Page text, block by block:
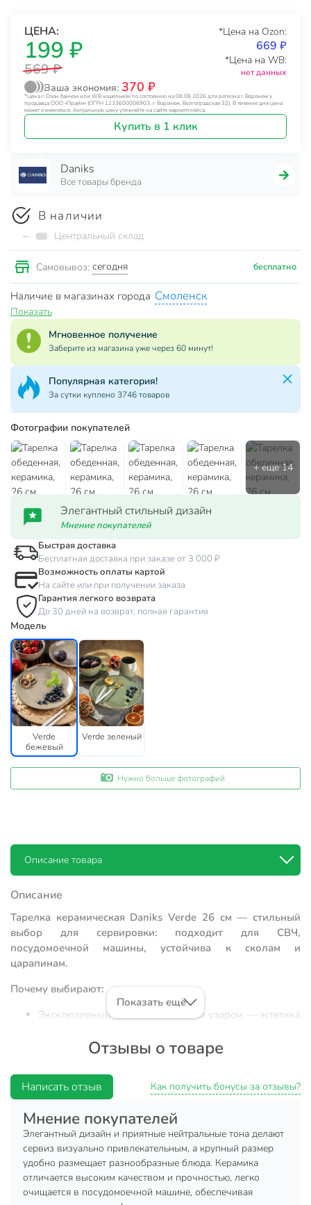
ЦЕНА:
199 ₽
569 ₽
*Цена на Ozon:
669 ₽
*Цена на WB:
нет данных
Ваша экономия: 370 ₽
*Цена с Озон банком или WB кошельком по состоянию на 08.08.2026 для региона г. Воронеж у
продавца ООО «Прайм» (ОГРН 1233600006903, г. Воронеж, Волгоградская 32). В течение дня цена
может изменяться. Актуальную цену уточняйте на сайте маркетплейса.
Купить в 1 клик
Daniks
Все товары бренда
В наличии
~ Центральный склад
Самовывоз: сегодня бесплатно
Наличие в магазинах города Смоленск
Показать
Мгновенное получение
Заберите из магазина уже через 60 минут!
Популярная категория!
За сутки куплено 3746 товаров
Фотографии покупателей
Элегантный стильный дизайн
Мнение покупателей
Быстрая доставка
Бесплатная доставка при заказе от 3 000 ₽
Возможность оплаты картой
На сайте или при получении заказа
Гарантия легкого возврата
До 30 дней на возврат, полная гарантия
Модель
Verde
бежевый
Verde зеленый
Нужно больше фотографий
Описание товара
Описание
Тарелка керамическая Daniks Verde 26 см — стильный
выбор для сервировки: подходит для СВЧ,
посудомоечной машины, устойчива к сколам и
царапинам.
Почему выбирают:
Эксклюзивный дизайн с бежевым узором — эстетика
Оптимальный диаметр 26 см, каменная керамика:
Универсальна для дома, дачи, подарка — подходит
для горячих и холодных блюд, легка в уходе
Обеденная тарелка Daniks Verde диаметром 26 см — это
удачное сочетание функциональности и актуального
минимализма. Керамика высокой плотности устойчива к
сколам и температурным перепадам, что делает изделие
долговечным для ежедневного использования. Благодаря
Показать ещё
Отзывы о товаре
Написать отзыв Как получить бонусы за отзывы?
Мнение покупателей
Элегантный дизайн и приятные нейтральные тона делают
сервиз визуально привлекательным, а крупный размер
удобно размещает разнообразные блюда. Керамика
отличается высоким качеством и прочностью, легко
очищается в посудомоечной машине, обеспечивая